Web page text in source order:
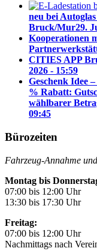
neu bei
Bruck/Mur29.
Kooperationen
CITIES APP
2026 - 15:59
Geschenk Idee
% Rabatt:
wählbarer
09:45
Bürozeiten
Fahrzeug-Annahme
Montag bis
07:00 bis 12:00 Uhr
13:30 bis 17:30 Uhr
Freitag:
07:00 bis 12:00 Uhr
Nachmittags nach